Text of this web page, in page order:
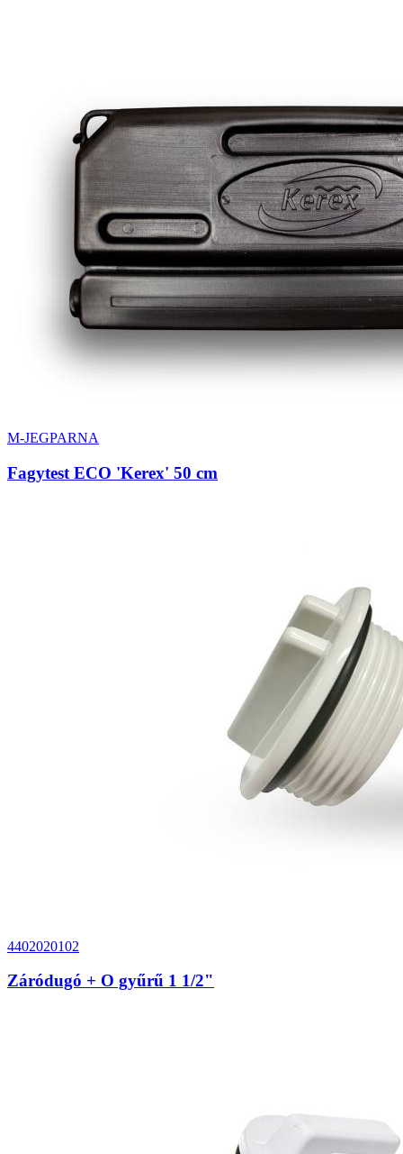
M-JEGPARNA
Fagytest ECO 'Kerex' 50 cm
4402020102
Záródugó + O gyűrű 1 1/2"